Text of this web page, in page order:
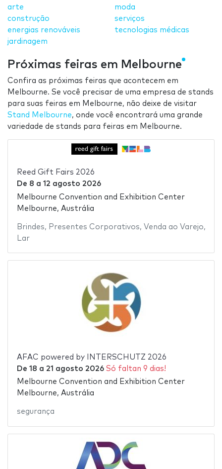
arte
construção
energias renováveis
jardinagem
moda
serviços
tecnologias médicas
Próximas feiras em Melbourne
Confira as próximas feiras que acontecem em
Melbourne. Se você precisar de uma empresa de stands
para suas feiras em Melbourne, não deixe de visitar
Stand Melbourne, onde você encontrará uma grande
variedade de stands para feiras em Melbourne.
Reed Gift Fairs 2026
De 8 a 12 agosto 2026
Melbourne Convention and Exhibition Center
Melbourne, Austrália
Brindes, Presentes Corporativos, Venda ao Varejo,
Lar
AFAC powered by INTERSCHUTZ 2026
De 18 a 21 agosto 2026 Só faltan 9 dias!
Melbourne Convention and Exhibition Center
Melbourne, Austrália
segurança